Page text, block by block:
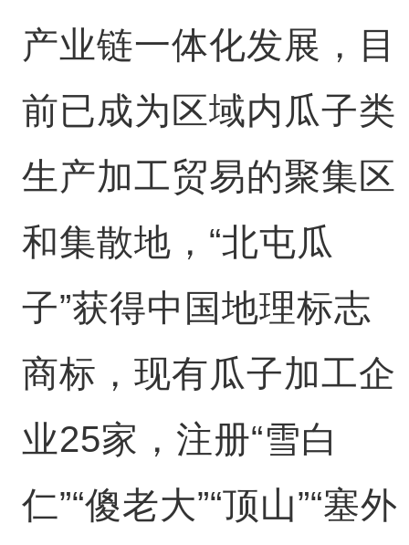
产业链一体化发展，目
前已成为区域内瓜子类
生产加工贸易的聚集区
和集散地，“北屯瓜
子”获得中国地理标志
商标，现有瓜子加工企
业25家，注册“雪白
仁”“傻老大”“顶山”“塞外